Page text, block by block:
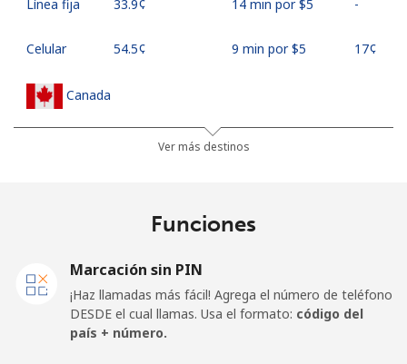
Línea fija ⁦33.9¢⁩ 14 min por ⁦$5⁩ -
Celular ⁦54.5¢⁩ 9 min por ⁦$5⁩ ⁦17¢⁩
Canada
333 min por ⁦$5⁩
⁦39.5¢⁩ 12 min por ⁦$5⁩ ⁦16¢⁩
Ver más destinos
Funciones
Marcación sin PIN
¡Haz llamadas más fácil! Agrega el número de teléfono
DESDE el cual llamas. Usa el formato: código del
país + número.